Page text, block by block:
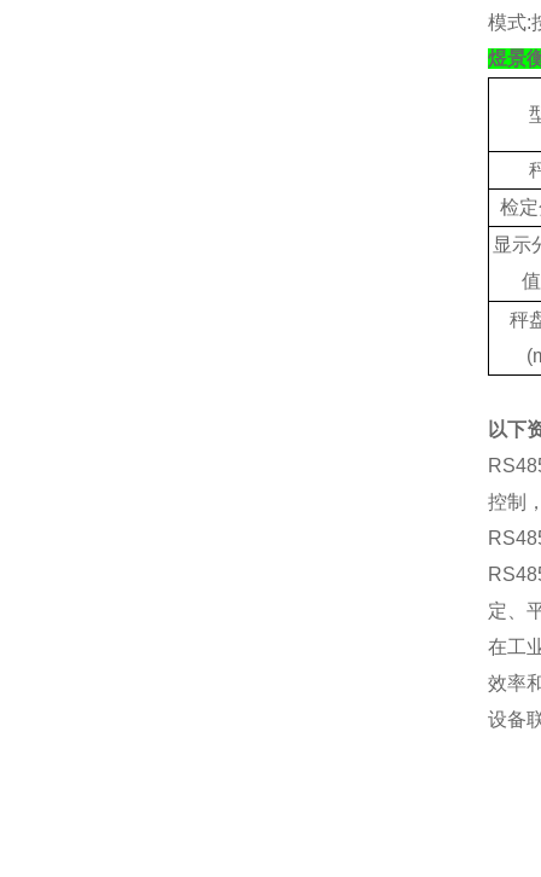
模式:
煜景
检
显示
值
秤
以下
控制
定、
在工
效率
设备